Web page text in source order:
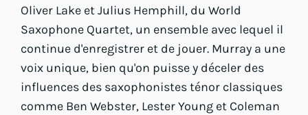
Oliver Lake et Julius Hemphill, du World
Saxophone Quartet, un ensemble avec lequel il
continue d'enregistrer et de jouer. Murray a une
voix unique, bien qu'on puisse y déceler des
influences des saxophonistes ténor classiques
comme Ben Webster, Lester Young et Coleman